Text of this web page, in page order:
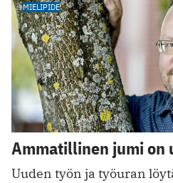
MIELIPIDE
Ammatillinen jumi on
Uuden työn ja työuran